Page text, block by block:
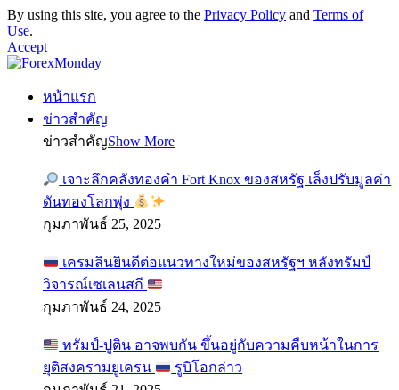
By using this site, you agree to the Privacy Policy and Terms of
Use.
Accept
หน้าแรก
ข่าวสำคัญ
ข่าวสำคัญShow More
เจาะลึกคลังทองคำ Fort Knox ของสหรัฐ เล็งปรับมูลค่า
ดันทองโลกพุ่ง
กุมภาพันธ์ 25, 2025
เครมลินยินดีต่อแนวทางใหม่ของสหรัฐฯ หลังทรัมป์
วิจารณ์เซเลนสกี
กุมภาพันธ์ 24, 2025
ทรัมป์-ปูติน อาจพบกัน ขึ้นอยู่กับความคืบหน้าในการ
ยุติสงครามยูเครน
รูบิโอกล่าว